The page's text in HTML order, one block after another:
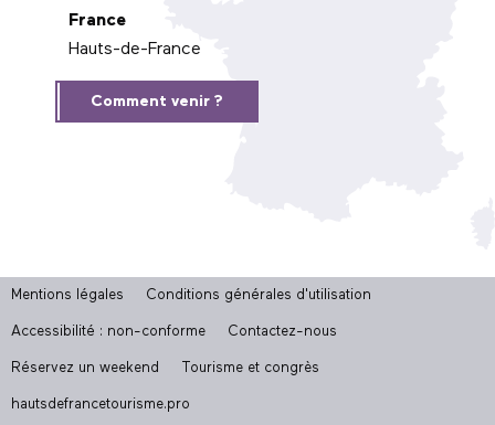
France
Hauts-de-France
Comment venir ?
Mentions légales Conditions générales d'utilisation
Accessibilité : non-conforme Contactez-nous
Réservez un weekend Tourisme et congrès
hautsdefrancetourisme.pro